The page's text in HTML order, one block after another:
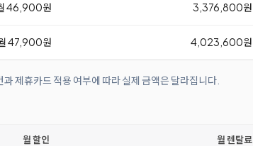
46,900원 3,376,800원
47,900원 4,023,600원
제휴카드 적용 여부에 따라 실제 금액은 달라집니다.
월 할인 월 렌탈료